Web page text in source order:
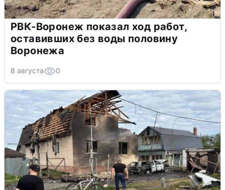
РВК-Воронеж показал ход работ,
оставивших без воды половину
Воронежа
8 августа 0